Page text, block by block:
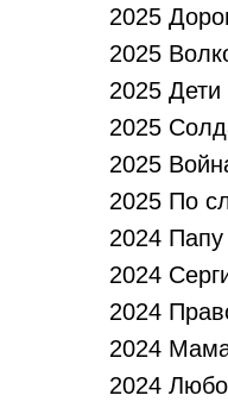
2025
2025
2025
2025
2025
2025 По
2024
2024
2024
2024
2024